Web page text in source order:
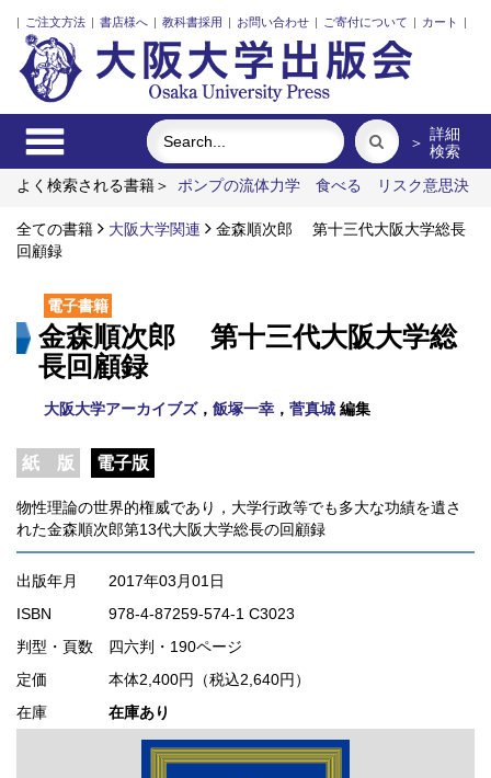
| ご注文方法 | 書店様へ | 教科書採用 | お問い合わせ | ご寄付について | カート |
＞ 詳細
検索
よく検索される書籍＞
ポンプの流体力学 食べる
リスク意思決
タ語
全ての書籍 大阪大学関連
金森順次郎 第十三代大阪大学総長
回顧録
電子書籍
金森順次郎 第十三代大阪大学総
長回顧録
大阪大学アーカイブズ， 飯塚一幸 ， 菅真城 編集
紙 版 電子版
物性理論の世界的権威であり，大学行政等でも多大な功績を遺さ
れた金森順次郎第13代大阪大学総長の回顧録
出版年月
2017年03月01日
ISBN
978-4-87259-574-1 C3023
判型・頁数 四六判・190ページ
定価
本体2,400円（税込2,640円）
在庫
在庫あり